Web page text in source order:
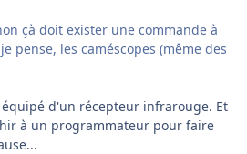
çà doit exister une commande à
pense, les caméscopes (même des
d'un récepteur infrarouge. Et
à un programmateur pour faire